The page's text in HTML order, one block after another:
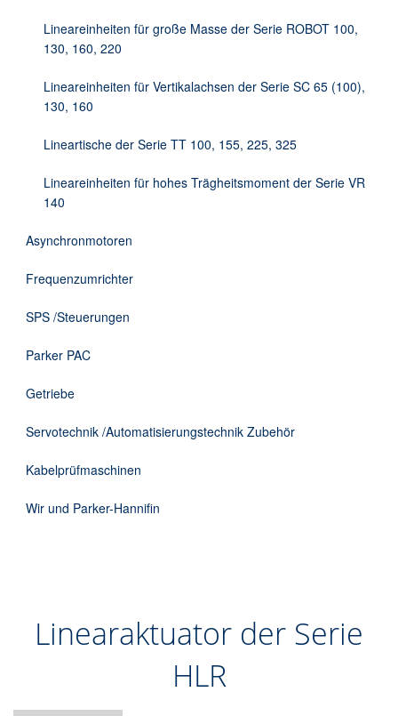
Lineareinheiten für große Masse der Serie ROBOT 100,
130, 160, 220
Lineareinheiten für Vertikalachsen der Serie SC 65 (100),
130, 160
Lineartische der Serie TT 100, 155, 225, 325
Lineareinheiten für hohes Trägheitsmoment der Serie VR
140
Asynchronmotoren
Frequenzumrichter
SPS /Steuerungen
Parker PAC
Getriebe
Servotechnik /Automatisierungstechnik Zubehör
Kabelprüfmaschinen
Wir und Parker-Hannifin
Linearaktuator der Serie
HLR